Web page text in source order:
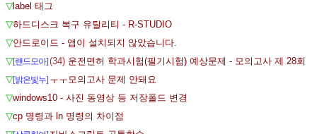
▽label 태그
▽하드디스크 복구 유틸리티 - R-STUDIO
▽안드로이드 - 앱이 설치되지 않았습니다.
▽[랜드모아](34) 운전면허 학과시험(필기시험) 예상문제 - 모의고사 제 28회
▽[밝은빛누] ㅜㅜ모의고사 문제 안돼요
▽windows10 - 사진 동영상 등 저장폴드 변경
▽cp 명령과 ln 명령의 차이점